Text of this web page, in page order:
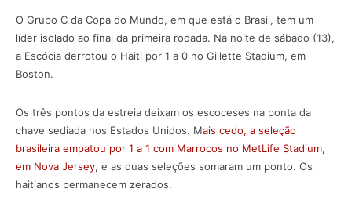
O Grupo C da Copa do Mundo, em que está o Brasil, tem um
líder isolado ao final da primeira rodada. Na noite de sábado (13),
a Escócia derrotou o Haiti por 1 a 0 no Gillette Stadium, em
Boston.
Os três pontos da estreia deixam os escoceses na ponta da
chave sediada nos Estados Unidos. Mais cedo, a seleção
brasileira empatou por 1 a 1 com Marrocos no MetLife Stadium,
em Nova Jersey, e as duas seleções somaram um ponto. Os
haitianos permanecem zerados.